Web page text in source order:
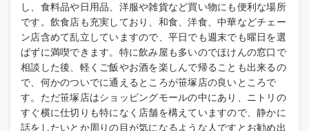
し、食料品や日用品、洋服や雑貨など買い物にも便利な場所
です。飲食店も充実しており、和食、洋食、中華などチェー
ン店含めて乱立していますので、平日でも週末でも曜日を選
ばずに満喫できます。特に飲み屋も多いのでほけんの窓口で
相談した後、軽くご飯やお酒を楽しんで帰ることも出来るの
で、何かのついでに通えるところが笹塚店の良いところで
す。ただ笹塚店はショッピングモールの中にあり、ニトリの
すぐ横に仕切りも特になく店舗を構えていますので、静かに
話をしたいとか周りの目が気になるような人ですとお勧め出